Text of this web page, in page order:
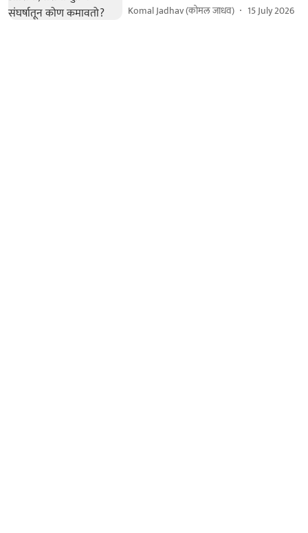
Komal Jadhav (कोमल जाधव) 15 July 2026